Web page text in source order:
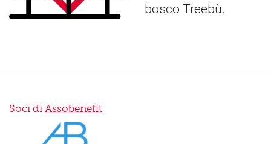
bosco Treebù.
Soci di Assobenefit